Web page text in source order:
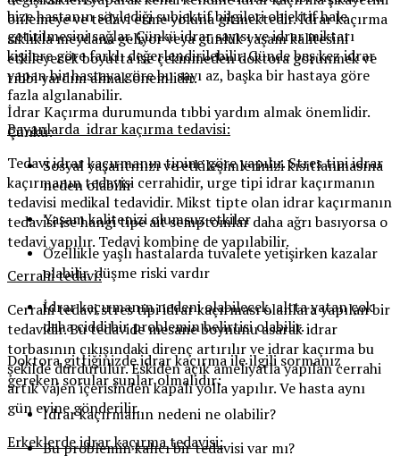
bize hastanın söylediği subjektif bilgileri objektif hale
getirilmesini sağlar. Çünkü idrar sayısı ve idrar miktarı
kişilere göre farklı değerlendirilebilir. Günde beş kez idrar
yapan bir hastaya göre bu sayı az, başka bir hastaya göre
fazla algılanabilir.
Bayanlarda idrar kaçırma tedavisi:
Tedavi idrar kaçırmanın tipine göre yapılır. Stres tipi idrar
kaçırmanın tedavisi cerrahidir, urge tipi idrar kaçırmanın
tedavisi medikal tedavidir. Mikst tipte olan idrar kaçırmanın
tedavisi ise hangi tipe ait semptomlar daha ağrı basıyorsa o
tedavi yapılır. Tedavi kombine de yapılabilir.
Cerrahi tedavi:
Cerrahi tedavi stres tipi idrar kaçırması olanlara yapılan bir
tedavidir. Bu tedavide mesane boynunu asarak idrar
torbasının çıkışındaki direnç artırılır ve idrar kaçırma bu
şekilde durdurulur. Eskiden açık ameliyatla yapılan cerrahi
artık vajen içerisinden kapalı yolla yapılır. Ve hasta aynı
gün evine gönderilir.
Erkeklerde idrar kaçırma tedavisi:
önlemeye ve tedavi etme yoluna gitmektedir. İdrar kaçırma
sıklıkla meydana geliyor veya günlük yaşam kalitesini
etkileyecek boyutta ise çekinmeden doktora görünmek ve
tıbbi yardım almak önemlidir.
İdrar Kaçırma durumunda tıbbi yardım almak önemlidir.
Çünkü:
Sosyal yaşantınızı ve etkileşimlerinizi kısıtlanmasına
neden olabilir
Yaşam kalitenizi olumsuz etkiler
Özellikle yaşlı hastalarda tuvalete yetişirken kazalar
olabilir, düşme riski vardır
İdrar kaçırmanın nedeni olabilecek, altta yatan çok
daha ciddi bir problemin belirtisi olabilir.
Doktora gittiğinizde idrar kaçırma ile ilgili sormanız
gereken sorular şunlar olmalıdır:
İdrar kaçırmanın nedeni ne olabilir?
Bu problemin kalıcı bir tedavisi var mı?